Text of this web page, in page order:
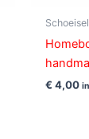
Schoeisel
€ 4,00